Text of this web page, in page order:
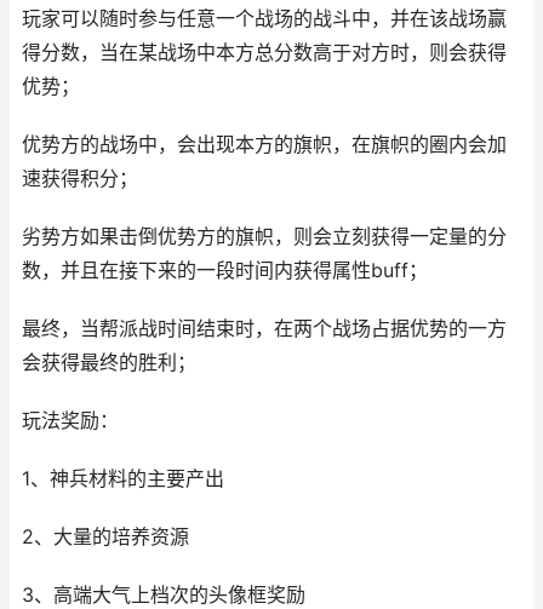
玩家可以随时参与任意一个战场的战斗中，并在该战场赢
得分数，当在某战场中本方总分数高于对方时，则会获得
优势；
优势方的战场中，会出现本方的旗帜，在旗帜的圈内会加
速获得积分；
劣势方如果击倒优势方的旗帜，则会立刻获得一定量的分
数，并且在接下来的一段时间内获得属性buff；
最终，当帮派战时间结束时，在两个战场占据优势的一方
会获得最终的胜利；
玩法奖励：
1、神兵材料的主要产出
2、大量的培养资源
3、高端大气上档次的头像框奖励